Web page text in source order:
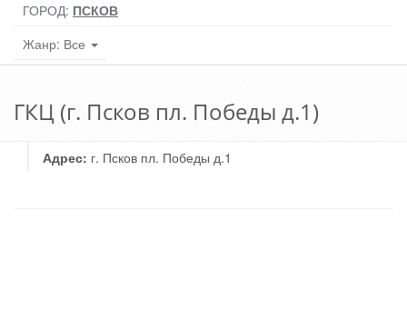
ГОРОД: ПСКОВ
Жанр: Все
ГКЦ (г. Псков пл. Победы д.1)
Адрес: г. Псков пл. Победы д.1